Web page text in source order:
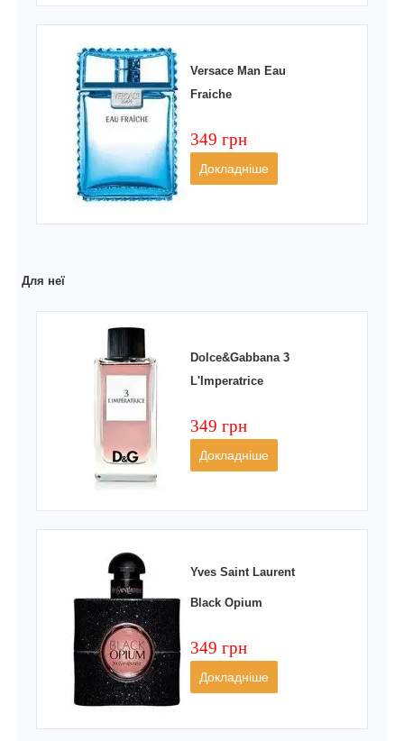
Versace Man Eau
Fraiche
349 грн
Докладніше
Для неї
Dolce&Gabbana 3
L'Imperatrice
349 грн
Докладніше
Yves Saint Laurent
Black Opium
349 грн
Докладніше